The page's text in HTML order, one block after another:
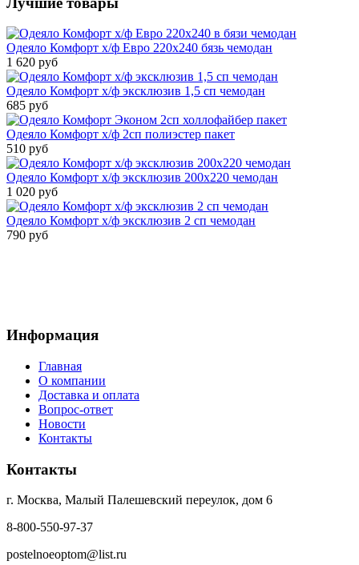
Одеяло Комфорт х/ф Евро 220х240 бязь чемодан
1 620 руб
Одеяло Комфорт х/ф эксклюзив 1,5 сп чемодан
685 руб
Одеяло Комфорт х/ф 2сп полиэстер пакет
510 руб
Одеяло Комфорт х/ф эксклюзив 200х220 чемодан
1 020 руб
Одеяло Комфорт х/ф эксклюзив 2 сп чемодан
790 руб
Информация
Главная
О компании
Доставка и оплата
Вопрос-ответ
Новости
Контакты
Контакты
г. Москва, Малый Палешевский переулок, дом 6
8-800-550-97-37
postelnoeoptom@list.ru